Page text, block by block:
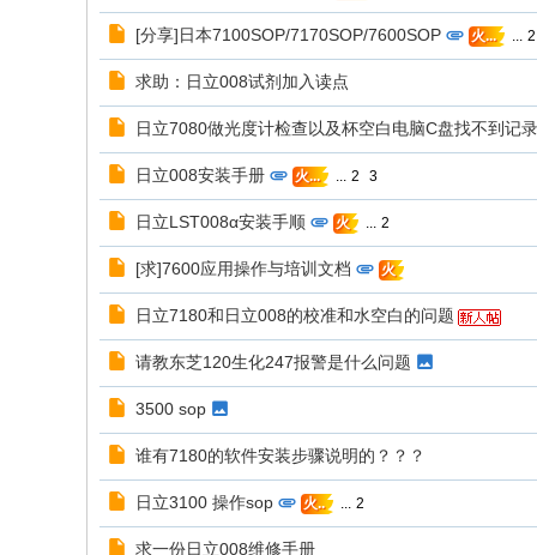
[分享]日本7100SOP/7170SOP/7600SOP 火... ... 2
求助：日立008试剂加入读点
日立7080做光度计检查以及杯空白电脑C盘找不到记录
日立008安装手册 火... ... 2 3
日立LST008α安装手顺 火 ... 2
[求]7600应用操作与培训文档 火
日立7180和日立008的校准和水空白的问题
请教东芝120生化247报警是什么问题
3500 sop
谁有7180的软件安装步骤说明的？？？
日立3100 操作sop 火.. ... 2
求一份日立008维修手册